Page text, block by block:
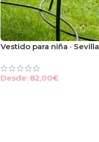
Vestido para niña · Sevilla
Desde: 82,00€